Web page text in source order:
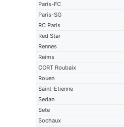
Paris-FC
Paris-SG
RC Paris
Red Star
Rennes
Reims
CORT Roubaix
Rouen
Saint-Etienne
Sedan
Sete
Sochaux